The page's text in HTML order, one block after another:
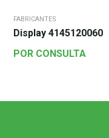
FABRICANTES
Display 41451200600
POR CONSULTA